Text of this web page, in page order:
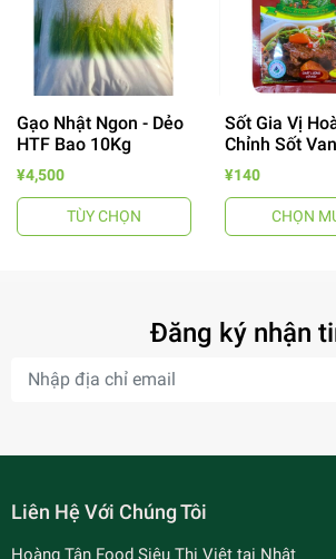
- 7%
Gạo Nhật Ngon - Dẻo
HTF Bao 10Kg
¥4,500
TÙY CHỌN
Sốt Gia Vị
Chỉnh Sốt
Tuấn
¥140
CHỌN
Đăng ký nhận
Liên Hệ Với Chúng Tôi
Hoàng Tân Food Siêu Thị Việt tại Nhật